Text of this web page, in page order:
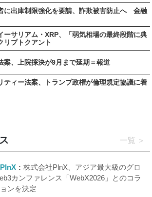
に出庫制限強化を要請、詐欺被害防止へ 金融
ーサリアム・XRP、「弱気相場の最終段階に典
リプトクアント
案、上院採決が9月まで延期＝報道
ティー法案、トランプ政権が倫理規定協議に着
一覧
株式会社PlnX、アジア最大級のグロ
カンファレンス「WebX2026」とのコラ
ンを決定